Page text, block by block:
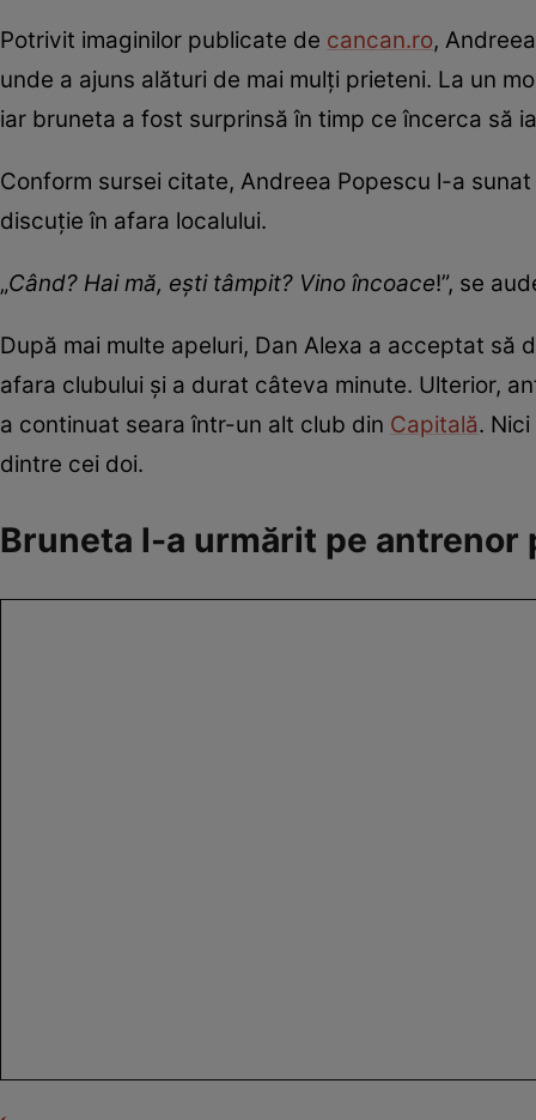
Potrivit imaginilor publicate de cancan.ro,
unde a ajuns alături de mai mulți prieteni. La un
iar bruneta a fost surprinsă în timp ce încerca să
Conform sursei citate, Andreea Popescu l-a
discuție în afara localului.
„Când? Hai mă, ești tâmpit? Vino încoace!”, se
După mai multe apeluri, Dan Alexa a acceptat
afara clubului și a durat câteva minute. Ulterior,
a continuat seara într-un alt club din Capitală.
dintre cei doi.
Bruneta l-a urmărit pe antrenor